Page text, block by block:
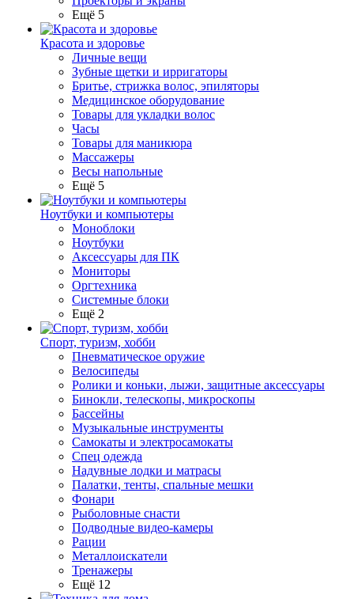
Ещё 5
Красота и здоровье
Личные вещи
Зубные щетки и ирригаторы
Бритье, стрижка волос, эпиляторы
Медицинское оборудование
Товары для укладки волос
Часы
Товары для маникюра
Массажеры
Весы напольные
Ещё 5
Ноутбуки и компьютеры
Моноблоки
Ноутбуки
Аксессуары для ПК
Мониторы
Оргтехника
Системные блоки
Ещё 2
Спорт, туризм, хобби
Пневматическое оружие
Велосипеды
Ролики и коньки, лыжи, защитные аксессуары
Бинокли, телескопы, микроскопы
Бассейны
Музыкальные инструменты
Самокаты и электросамокаты
Спец одежда
Надувные лодки и матрасы
Палатки, тенты, спальные мешки
Фонари
Рыболовные снасти
Подводные видео-камеры
Рации
Металлоискатели
Тренажеры
Ещё 12